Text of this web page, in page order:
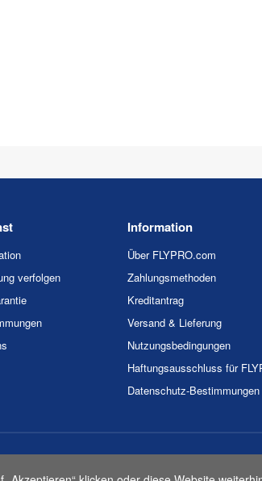
verfolgen
Information
Über FLYPRO.com
Zahlungsmethoden
Kreditantrag
Versand & Lieferung
Nutzungsbedingungen
Haftungsausschluss für
Datenschutz-Bestimmungen